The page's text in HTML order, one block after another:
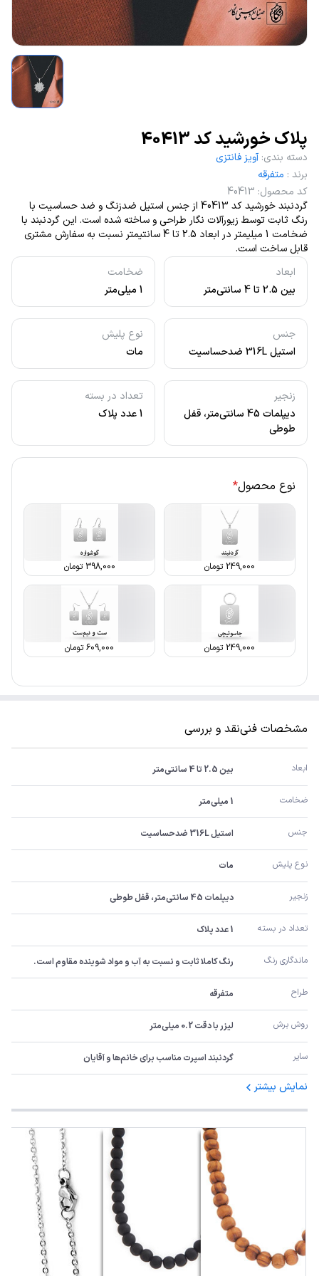
پلاک خورشید کد 40413
ابعاد
بین 2.5 تا 4 سانتی‌متر
ضخامت
1 میلی‌متر
جنس
استیل 316L ضدحساسیت
نوع پلیش
مات
زنجیر
دیپلمات 45 سانتی‌متر، قفل
طوطی
تعداد در بسته
1 عدد پلاک
دسته بندی: آویز فانتزی
برند : متفرقه
کد محصول:
40413
گردنبند خورشید کد 40413 از جنس استیل ضدزنگ و ضد حساسیت با
رنگ ثابت توسط زیورآلات نگار طراحی و ساخته شده است. این گردنبند با
ضخامت 1 میلیمتر در ابعاد 2.5 تا 4 سانتیمتر نسبت به سفارش مشتری
قابل ساخت است.
نوع محصول*
249,000 تومان 398,000 تومان
249,000 تومان 609,000تومان
مشخصات فنینقد و بررسی
ابعاد بین 2.5 تا 4 سانتی‌متر
ضخامت 1 میلی‌متر
جنس استیل 316L ضدحساسیت
نوع پلیش مات
زنجیر دیپلمات 45 سانتی‌متر، قفل طوطی
تعداد در بسته 1 عدد پلاک
ماندگاری رنگ رنگ کاملا ثابت و نسبت به آب و مواد شوینده مقاوم است.
طراح متفرقه
روش برش لیزر با دقت 0.2 میلی‌متر
سایر گردنبند اسپرت مناسب برای خانم‌ها و آقایان
نمایش بیشتر